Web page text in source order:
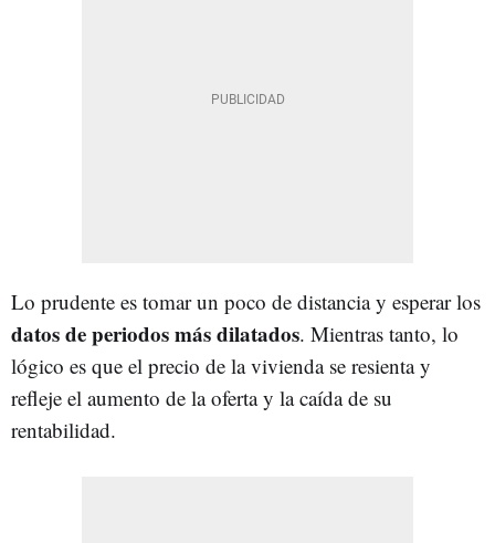
Lo prudente es tomar un poco de distancia y esperar los
datos de periodos más dilatados. Mientras tanto, lo
lógico es que el precio de la vivienda se resienta y
refleje el aumento de la oferta y la caída de su
rentabilidad.